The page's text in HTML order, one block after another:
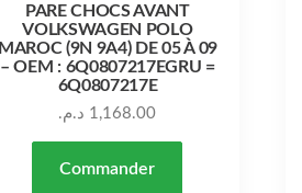
PARE CHOCS AVANT
VOLKSWAGEN POLO
MAROC (9N 9A4) DE 05 À 09
– OEM : 6Q0807217EGRU =
6Q0807217E
1,168.00 د.م.
Commander